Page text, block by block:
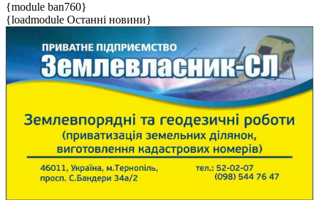
{module ban760}
{loadmodule Останні новини}